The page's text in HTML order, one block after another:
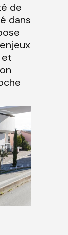
de
dans
et